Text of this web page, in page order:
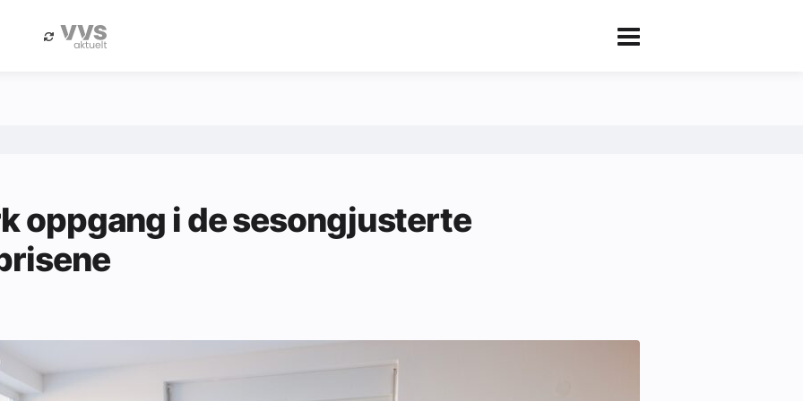
Annonsere i Byggfakta Nyheter
oppgang i de sesongjusterte